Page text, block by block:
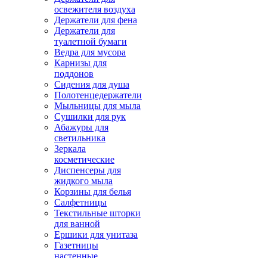
освежителя воздуха
Держатели для фена
Держатели для
туалетной бумаги
Ведра для мусора
Карнизы для
поддонов
Сидения для душа
Полотенцедержатели
Мыльницы для мыла
Сушилки для рук
Абажуры для
светильника
Зеркала
косметические
Диспенсеры для
жидкого мыла
Корзины для белья
Салфетницы
Текстильные шторки
для ванной
Ершики для унитаза
Газетницы
настенные